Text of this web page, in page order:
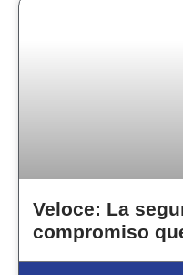
Veloce: La
compromiso